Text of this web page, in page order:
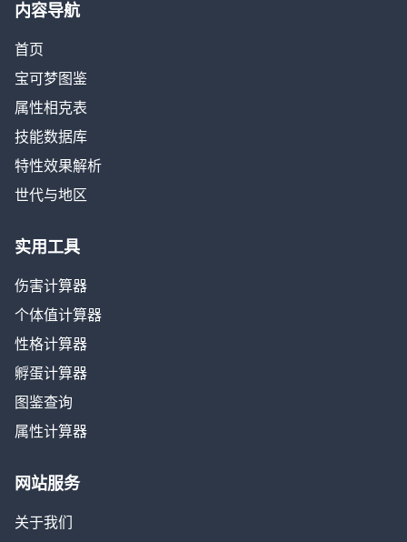
内容导航
首页
宝可梦图鉴
属性相克表
技能数据库
特性效果解析
世代与地区
实用工具
伤害计算器
个体值计算器
性格计算器
孵蛋计算器
图鉴查询
属性计算器
网站服务
关于我们